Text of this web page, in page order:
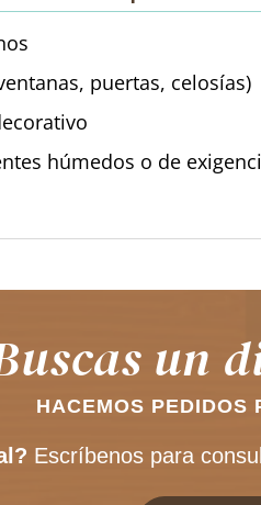
puertas, celosías)
húmedos o de
un
HACEMOS PEDIDOS
Escríbenos para